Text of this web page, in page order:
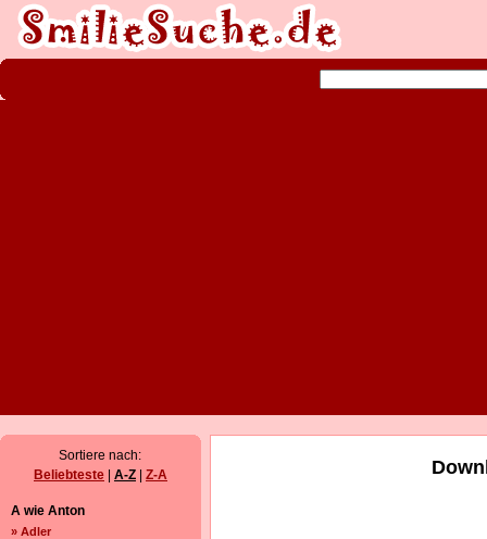
Sortiere nach:
Beliebteste
A-Z Z-A
A wie Anton
» Adler